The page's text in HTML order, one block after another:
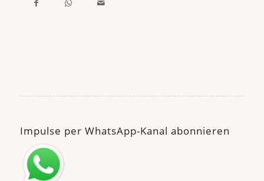
Impulse per WhatsApp-Kanal abonnieren